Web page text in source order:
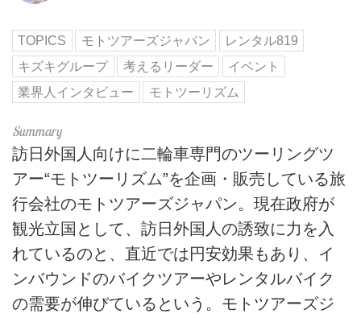
TOPICS モトツアーズジャパン
レンタル819
キズキグループ
考えるリーダー
イベント
業界人インタビュー
モトツーリズム
訪日外国人向けに二輪車専門のツーリングツ
アー“モトツーリズム”を企画・販売している旅
行会社のモトツアーズジャパン。現在政府が
観光立国として、訪日外国人の誘致に力を入
れているのと、直近では円安効果もあり、イ
ンバウンドのバイクツアーやレンタルバイク
の需要が伸びているという。モトツアーズジ